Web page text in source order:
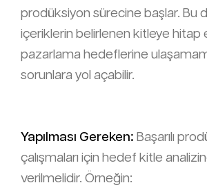
prodüksiyon sürecine başlar. Bu
içeriklerin belirlenen kitleye
pazarlama hedeflerine
sorunlara yol açabilir.
Yapılması Gereken: Başarılı
çalışmaları için hedef kitle
verilmelidir. Örneğin: